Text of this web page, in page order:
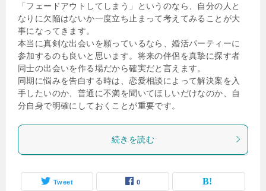
「フェードアウトしてしまう」というのなら、自分の人と
なりに欠陥はないか一度立ち止まって考えてみることが大
事になってきます。
本当に真剣な出会いを願っているなら、婚活パーティーに
参加するのも良いと思います。将来の伴侶を真摯に探す者
同士の出会いを作る場だから確実だと言えます。
同期に悩みを告白する時は、恋愛相談によって解決案を入
手したいのか、普通に不満を聞いてほしいだけなのか、自
分自身で明確にしておくことが重要です。
続きを読む
Tweet 0